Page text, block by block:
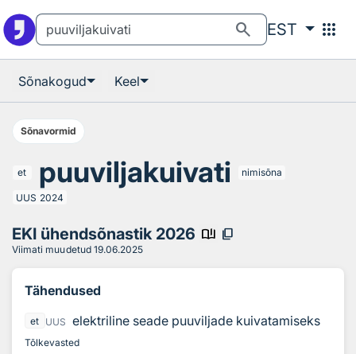
search EST apps
Sõnakogud Keel
Sõnavormid
et puuviljakuivati nimisõna
UUS 2024
EKI ühendsõnastik 2026 book_ribbon content_copy
Viimati muudetud 19.06.2025
Tähendused
et UUS elektriline seade puuviljade kuivatamiseks
Tõlkevasted